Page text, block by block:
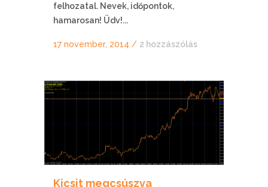
felhozatal. Nevek, időpontok,
hamarosan! Üdv!...
17 november, 2014 / 2 hozzászólás
Kicsit megcsúszva